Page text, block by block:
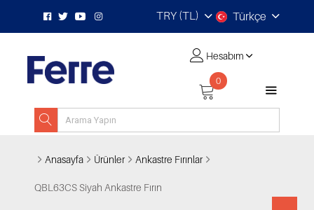
TRY (TL) Türkçe
Hesabım
0
Anasayfa Ürünler Ankastre Fırınlar
QBL63CS Siyah Ankastre Fırın